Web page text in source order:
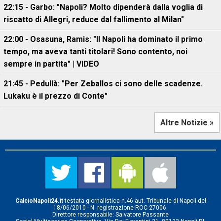
22:15 - Garbo: "Napoli? Molto dipenderà dalla voglia di
riscatto di Allegri, reduce dal fallimento al Milan"
22:00 - Osasuna, Ramis: "Il Napoli ha dominato il primo
tempo, ma aveva tanti titolari! Sono contento, noi
sempre in partita" | VIDEO
21:45 - Pedullà: "Per Zeballos ci sono delle scadenze.
Lukaku è il prezzo di Conte"
Altre Notizie »
CalcioNapoli24.ittestata giornalistica n.46 aut. Tribunale di Napoli del
18/06/2010 - N. registrazione ROC-27006.
Direttore responsabile: Salvatore Passante